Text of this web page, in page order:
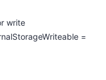
write
=